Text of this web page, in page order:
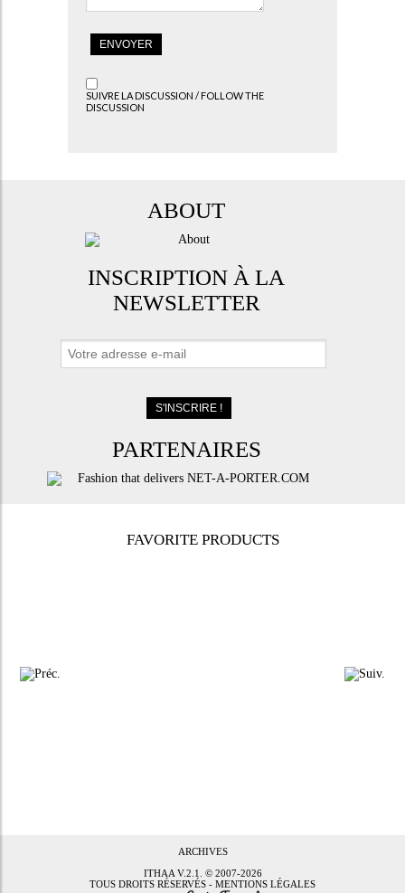
SUIVRE LA DISCUSSION / FOLLOW THE
DISCUSSION
ABOUT
INSCRIPTION À LA
NEWSLETTER
PARTENAIRES
FAVORITE PRODUCTS
ARCHIVES
ITHAAV.2.1. © 2007-2026
TOUS DROITS RÉSERVÉS - MENTIONS LÉGALES